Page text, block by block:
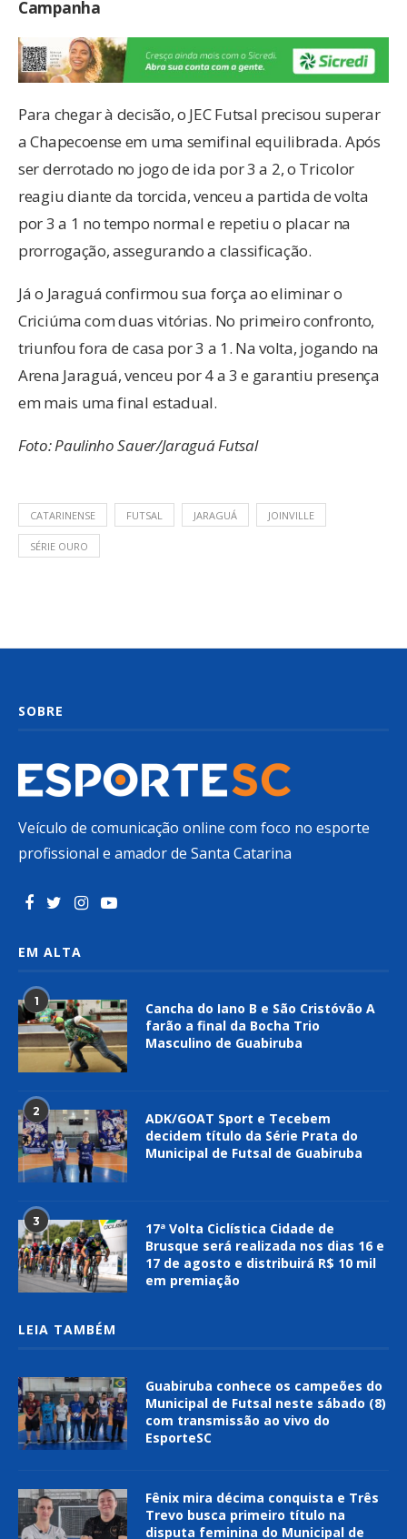
Campanha
Para chegar à decisão, o JEC Futsal precisou superar
a Chapecoense em uma semifinal equilibrada. Após
ser derrotado no jogo de ida por 3 a 2, o Tricolor
reagiu diante da torcida, venceu a partida de volta
por 3 a 1 no tempo normal e repetiu o placar na
prorrogação, assegurando a classificação.
Já o Jaraguá confirmou sua força ao eliminar o
Criciúma com duas vitórias. No primeiro confronto,
triunfou fora de casa por 3 a 1. Na volta, jogando na
Arena Jaraguá, venceu por 4 a 3 e garantiu presença
em mais uma final estadual.
Foto: Paulinho Sauer/Jaraguá Futsal
CATARINENSE FUTSAL JARAGUÁ JOINVILLE
SÉRIE OURO
SOBRE
Veículo de comunicação online com foco no esporte
profissional e amador de Santa Catarina
EM ALTA
1
Cancha do Iano B e São Cristóvão A
farão a final da Bocha Trio
Masculino de Guabiruba
2
ADK/GOAT Sport e Tecebem
decidem título da Série Prata do
Municipal de Futsal de Guabiruba
3
17ª Volta Ciclística Cidade de
Brusque será realizada nos dias 16 e
17 de agosto e distribuirá R$ 10 mil
em premiação
LEIA TAMBÉM
Guabiruba conhece os campeões do
Municipal de Futsal neste sábado (8)
com transmissão ao vivo do
EsporteSC
Fênix mira décima conquista e Três
Trevo busca primeiro título na
disputa feminina do Municipal de